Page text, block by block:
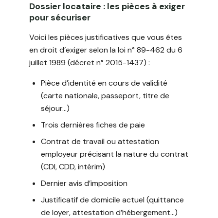
Dossier locataire : les pièces à exiger
pour sécuriser
Voici les pièces justificatives que vous êtes
en droit d’exiger selon la loi n° 89-462 du 6
juillet 1989 (décret n° 2015-1437) :
Pièce d’identité en cours de validité
(carte nationale, passeport, titre de
séjour…)
Trois dernières fiches de paie
Contrat de travail ou attestation
employeur précisant la nature du contrat
(CDI, CDD, intérim)
Dernier avis d’imposition
Justificatif de domicile actuel (quittance
de loyer, attestation d’hébergement…)